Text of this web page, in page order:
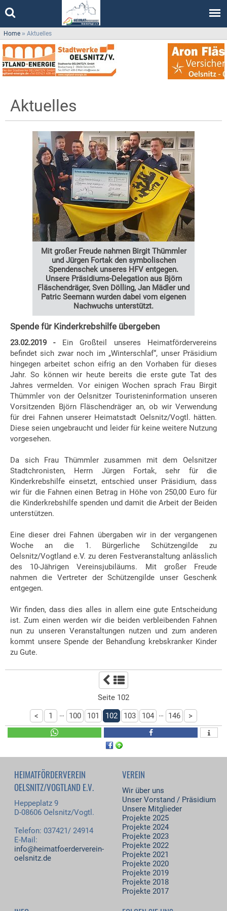
Home » Aktuelles
Aktuelles
Mit großer Freude nahmen Birgit Thümmler
und Jürgen Fortak den symbolischen
Spendenschek unseres HFV entgegen.
Unsere Präsidiums-Delegation aus Björn
Fläschendräger, Sven Dölling, Jan Mädler und
Patric Seemann wurden dabei vom eigenen
Nachwuchs unterstützt.
Spende für Kinderkrebshilfe übergeben
23.02.2019 -Ein Großteil unseres Heimatfördervereins
befindet sich zwar noch im „Winterschlaf“, unser Präsidium
hingegen arbeitet schon eifrig an den Vorhaben für dieses
Jahr. So können wir heute bereits die erste gute Tat des
Jahres vermelden. Vor einigen Wochen sprach Frau Birgit
Thümmler von der Oelsnitzer Touristeninformation unseren
Vorsitzenden Björn Fläschendräger an, ob wir Verwendung
für drei Fahnen unserer Heimatstadt Oelsnitz/Vogtl. hätten.
Diese seien ungebraucht und leider für keine weitere Nutzung
vorgesehen.
Da sich Frau Thümmler zusammen mit dem Oelsnitzer
Stadtchronisten, Herrn Jürgen Fortak, sehr für die
Kinderkrebshilfe einsetzt, entschied unser Präsidium, dass
wir für die Fahnen einen Betrag in Höhe von 250,00 Euro für
die Kinderkrebshilfe spenden und damit die Arbeit der Beiden
unterstützen.
Eine dieser drei Fahnen übergaben wir in der vergangenen
Woche an die 1. Bürgerliche Schützengilde zu
Oelsnitz/Vogtland e.V. zu deren Festveranstaltung anlässlich
des 10-Jährigen Vereinsjubiläums. Mit großer Freude
nahmen die Vertreter der Schützengilde unser Geschenk
entgegen.
Wir finden, dass dies alles in allem eine gute Entscheidung
ist. Zum einen werden wir die beiden verbleibenden Fahnen
nun zu unseren Veranstaltungen nutzen und zum anderen
kommt unsere Spende der Behandlung krebskranker Kinder
zu Gute.
Seite 102
<
1 … 100 101 102 103 104 … 146 >
HEIMATFÖRDERVEREIN
OELSNITZ/VOGTLAND E.V.
Heppeplatz 9
D-08606 Oelsnitz/Vogtl.
Telefon: 037421/ 24914
E-Mail:
info@heimatfoerderverein-
oelsnitz.de
VEREIN
Wir über uns
Unser Vorstand / Präsidium
Unsere Mitglieder
Projekte 2025
Projekte 2024
Projekte 2023
Projekte 2022
Projekte 2021
Projekte 2020
Projekte 2019
Projekte 2018
Projekte 2017